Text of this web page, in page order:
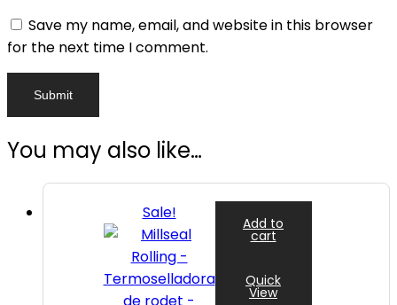
Save my name, email, and website in this browser
for the next time I comment.
You may also like…
Sale!
Add to
cart
Quick
View